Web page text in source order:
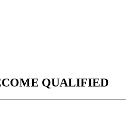
QUALIFIED